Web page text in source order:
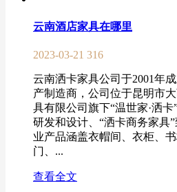
云南酒店家具在哪里
2023-03-21 316
云南洒卡家具公司于2001年
产制造商，公司位于昆明市
具有限公司旗下“温世家·洒
研发和设计、“洒卡商务家具
业产品涵盖衣帽间、衣柜、
门、...
查看全文